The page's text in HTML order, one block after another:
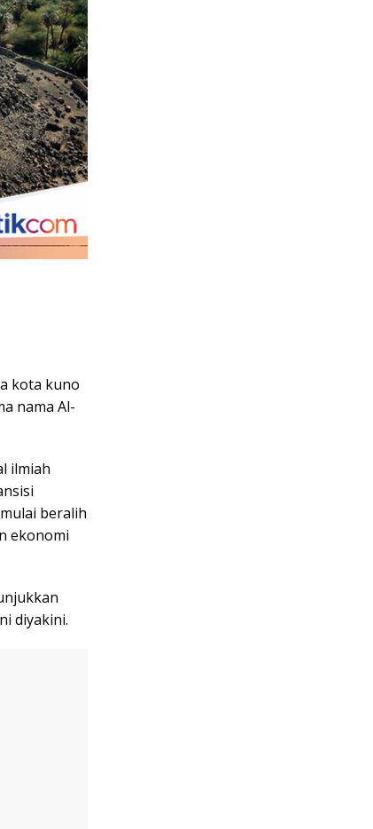
kota kuno
nama Al-
ilmiah
beralih
ekonomi
diyakini.